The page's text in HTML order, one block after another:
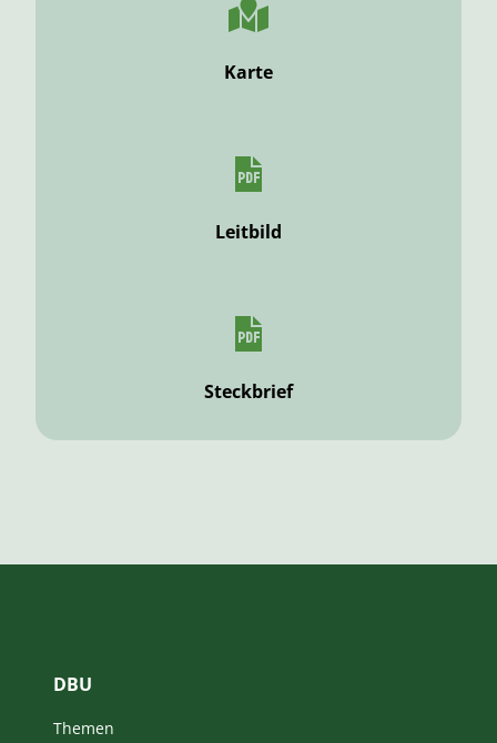
Karte
Leitbild
Steckbrief
DBU
Themen